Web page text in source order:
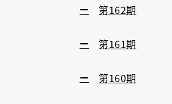
第162期
第161期
第160期